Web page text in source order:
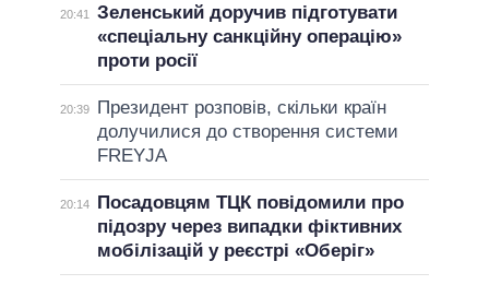
20:41
Зеленський доручив підготувати
«спеціальну санкційну операцію»
проти росії
20:39
Президент розповів, скільки країн
долучилися до створення системи
FREYJA
20:14
Посадовцям ТЦК повідомили про
підозру через випадки фіктивних
мобілізацій у реєстрі «Оберіг»